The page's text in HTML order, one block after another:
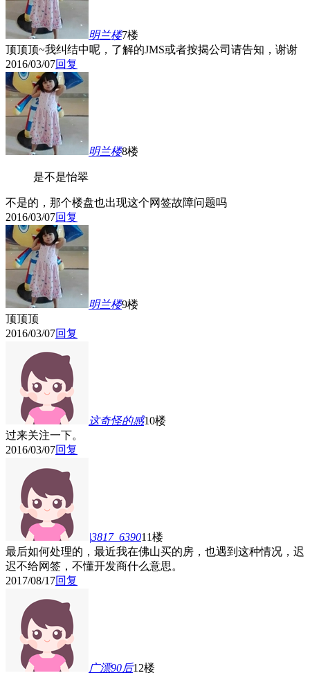
明兰楼7楼
顶顶顶~我纠结中呢，了解的JMS或者按揭公司请告知，谢谢
2016/03/07回复
明兰楼8楼
是不是怡翠
不是的，那个楼盘也出现这个网签故障问题吗
2016/03/07回复
明兰楼9楼
顶顶顶
2016/03/07回复
这奇怪的感10楼
过来关注一下。
2016/03/07回复
|3817_639011楼
最后如何处理的，最近我在佛山买的房，也遇到这种情况，迟
迟不给网签，不懂开发商什么意思。
2017/08/17回复
广漂90后12楼